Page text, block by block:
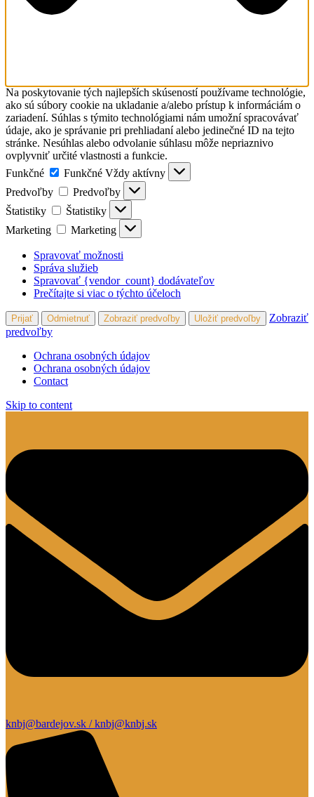
Na poskytovanie tých najlepších skúseností používame technológie,
ako sú súbory cookie na ukladanie a/alebo prístup k informáciám o
zariadení. Súhlas s týmito technológiami nám umožní spracovávať
údaje, ako je správanie pri prehliadaní alebo jedinečné ID na tejto
stránke. Nesúhlas alebo odvolanie súhlasu môže nepriaznivo
ovplyvniť určité vlastnosti a funkcie.
Funkčné
Funkčné Vždy aktívny
Predvoľby
Predvoľby
Štatistiky
Štatistiky
Marketing
Marketing
Spravovať možnosti
Správa služieb
Spravovať {vendor_count} dodávateľov
Prečítajte si viac o týchto účeloch
Prijať Odmietnuť Zobraziť predvoľby Uložiť predvoľby
Zobraziť
predvoľby
Ochrana osobných údajov
Ochrana osobných údajov
Contact
Skip to content
knbj@bardejov.sk / knbj@knbj.sk